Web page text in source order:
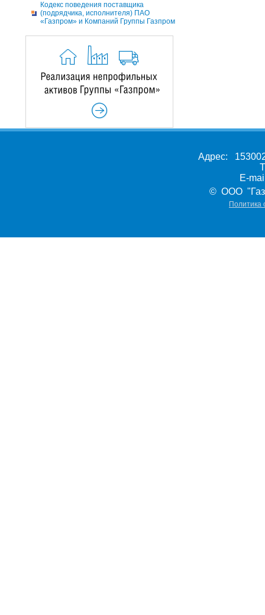
Кодекс поведения поставщика
(подрядчика, исполнителя) ПАО
«Газпром» и Компаний Группы Газпром
Адрес:
E-
© ООО
Политика